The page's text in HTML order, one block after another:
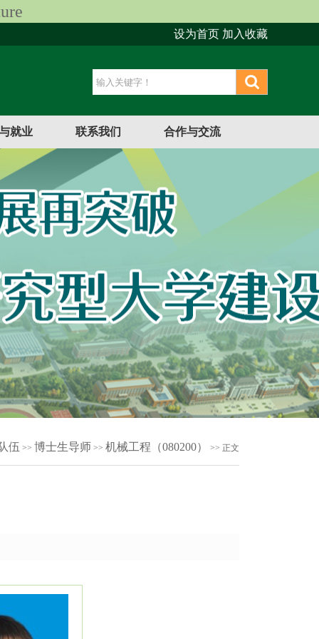
设为首页 加入收藏
就业 联系我们 合作与交流
伍 >> 博士生导师 >> 机械工程（080200） >> 正文